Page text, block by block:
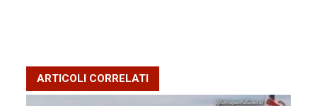
ARTICOLI CORRELATI